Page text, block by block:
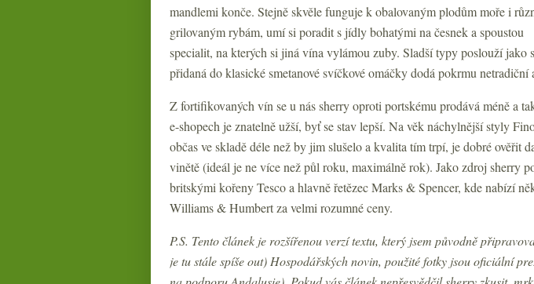
mandlemi konče. Stejně skvěle funguje k obalovaným plodům moře i
grilovaným rybám, umí si poradit s jídly bohatými na česnek a spoustou
specialit, na kterých si jiná vína vylámou zuby. Sladší typy poslouží jako
přidaná do klasické smetanové svíčkové omáčky dodá pokrmu
Z fortifikovaných vín se u nás sherry oproti portskému prodává méně a
e-shopech je znatelně užší, byť se stav lepší. Na věk náchylnější styly
občas ve skladě déle než by jim slušelo a kvalita tím trpí, je dobré ověřit
vinětě (ideál je ne více než půl roku, maximálně rok). Jako zdroj sherry
britskými kořeny Tesco a hlavně řetězec Marks & Spencer, kde nabízí
Williams & Humbert za velmi rozumné ceny.
P.S. Tento článek je rozšířenou verzí textu, který jsem původně
je tu stále spíše out) Hospodářských novin, použité fotky jsou oficiální